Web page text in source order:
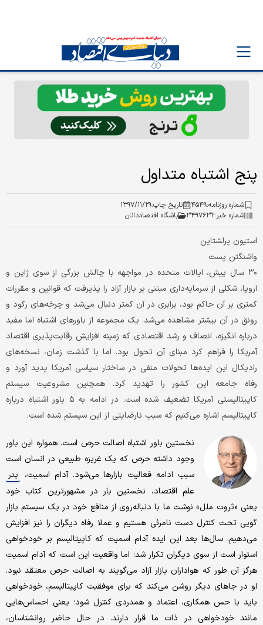
پنج اشتباه متداول
شماره روزنامه:۴۵۴۹ تاریخ چاپ:۱۳۹۷/۱۱/۲۹
شماره خبر:۳۴۹۷۶۳۲ باشگاه اقتصاددانان
استیون پرلشتاین
واشنگتن پست
۳۰ سال پیش، ایالات متحده در مواجهه با چالش بزرگی از سوی ژاپن و
اروپا، شکلی از سرمایه‌داری مبتنی بر بازار آزاد را پذیرفت که قوانین و مقررات
کمتری بر آن حاکم بود، برابری در آن کمتر دنبال می‌شد و چرخه‌های رکود و
رونق در آن بیشتر مشاهده می‌شد. یک مجموعه از باورهای اشتباه اما مفید
درباره انگیزه، انصاف و رشد اقتصادی که زمینه افزایش رقابت‌پذیری اقتصاد
آمریکا را فراهم کرد مبنای آن تحول بود. اما با گذشت زمان، نسخه‌های
رادیکال این ایده‌ها تحولات منفی در ساختار سیاسی آمریکا پدید آورد و
رفاه جامعه این کشور را تهدید کرد. همچنین مشروعیت سیستم
کاپیتالیستی آمریکا تضعیف شده است. در ادامه به ۵ باور اشتباه درباره
کاپیتالیسم اشاره می‌کنیم که سبب نارضایتی از این سیستم شده است.
نخستین باور اشتباه اصالت حرص است. همواره این باور
وجود داشته حرص که یک غریزه طبیعی در انسان است
سبب ادامه فعالیت بازارها می‌شود. آدام اسمیت،
پدر
علم اقتصاد، نخستین بار در مشهورترین کتاب خود
یعنی «ثروت ملل» نوشت ما با دنباله‌روی از منافع خود در یک سیستم بازار
گویی تحت کنترل دست نامرئی هستیم و عملا رفاه دیگران را نیز افزایش
می‌دهیم. سال‌ها بعد این ایده آدام اسمیت که کاپیتالیسم بر خودخواهی
استوار است از سوی دیگران تکرار شد؛ اما واقعیت این است که آدام اسمیت
هرگز آن طور که هواداران بازار آزاد می‌گویند به اصالت حرص معتقد نبود.
او در جاهای دیگر روشن می‌کند که برای موفقیت کاپیتالیسم، خودخواهی
باید با حس همکاری، اعتماد و همدردی کنترل شود؛ یعنی احساس‌هایی
مانند خودخواهی در ذات ما قرار دارند. در حال حاضر روانشناسان،